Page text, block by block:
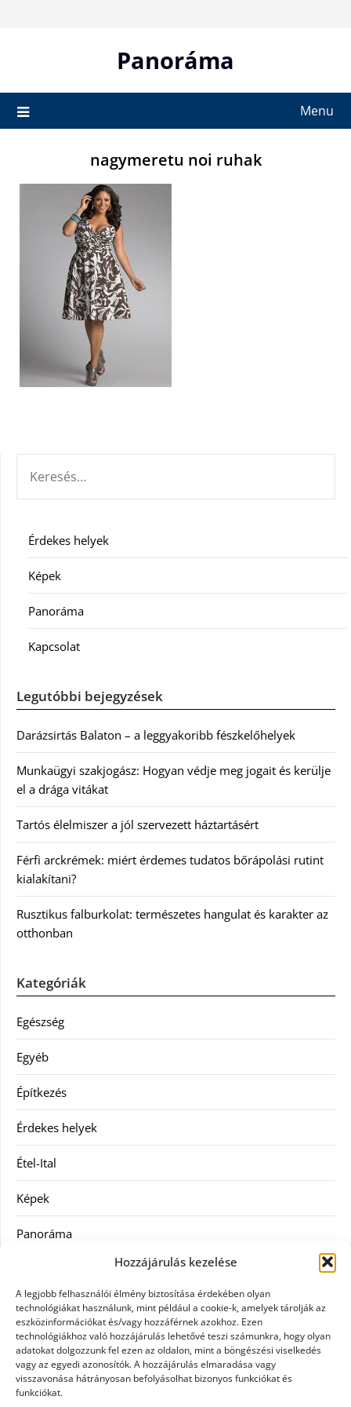
Hozzájárulás kezelése
A legjobb felhasználói élmény biztosítása érdekében olyan
technológiákat használunk, mint például a cookie-k, amelyek tárolják az
eszközinformációkat és/vagy hozzáférnek azokhoz. Ezen
technológiákhoz való hozzájárulás lehetővé teszi számunkra, hogy olyan
adatokat dolgozzunk fel ezen az oldalon, mint a böngészési viselkedés
vagy az egyedi azonosítók. A hozzájárulás elmaradása vagy
visszavonása hátrányosan befolyásolhat bizonyos funkciókat és
funkciókat.
Panoráma
Menu
nagymeretu noi ruhak
Érdekes helyek
Képek
Panoráma
Kapcsolat
Legutóbbi bejegyzések
Darázsirtás Balaton – a leggyakoribb fészkelőhelyek
Munkaügyi szakjogász: Hogyan védje meg jogait és kerülje
el a drága vitákat
Tartós élelmiszer a jól szervezett háztartásért
Férfi arckrémek: miért érdemes tudatos bőrápolási rutint
kialakítani?
Rusztikus falburkolat: természetes hangulat és karakter az
otthonban
Kategóriák
Egészség
Egyéb
Építkezés
Érdekes helyek
Étel-Ital
Képek
Panoráma
Szolgáltatás
Vásárlás
Webáruházak